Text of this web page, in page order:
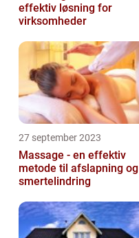
effektiv løsning for
virksomheder
27 september 2023
Massage - en effektiv
metode til afslapning og
smertelindring